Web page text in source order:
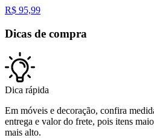
R$ 95,99
Dicas de compra
Dica rápida
Em móveis e decoração, confira
entrega e valor do frete, pois itens
mais alto.